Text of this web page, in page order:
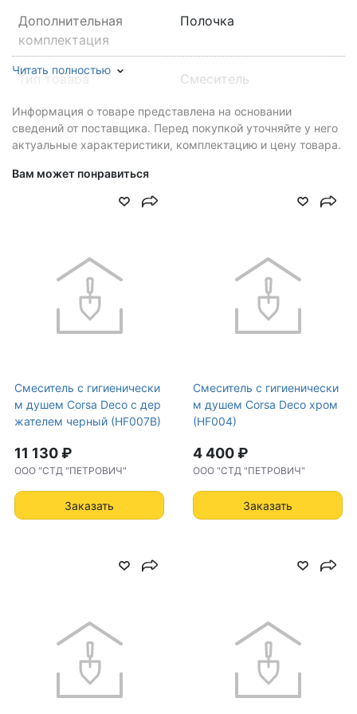
Дополнительная
комплектация
Полочка
Тип товара
Смеситель
Бренд Corsa Deco
Материал оплетки
Артикул
Материал корпуса Латунь
Применение Для унитаза
Исполнение излива Без излива
Количество монтажных
2 отверстия
Материал лейки
Особенности
Защита от
перекручивания шланга
Тип установки Наружный
Читать полностью
Информация о товаре представлена на основании
сведений от поставщика. Перед покупкой уточняйте у него
актуальные характеристики, комплектацию и цену товара.
Вам может понравиться
Смеситель с гигиенически
м душем Corsa Deco с дер
жателем черный (HF007B)
11 130 ₽
ООО "СТД "ПЕТРОВИЧ"
Заказать
Смеситель с гигиенически
м душем Corsa Deco хром
(HF004)
4 400 ₽
ООО "СТД "ПЕТРОВИЧ"
Заказать